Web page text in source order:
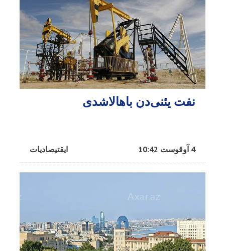
نفت یئنی‌دن باهالاشدی
ایقتیصادیات 4 آوقوست 10:42